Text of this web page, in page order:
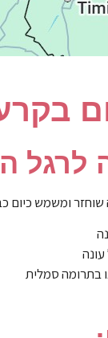
לרגל
ומשמש כיום
בתרומה סמלית